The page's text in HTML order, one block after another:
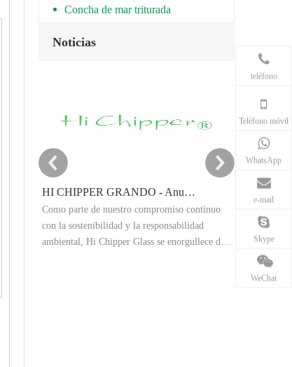
Concha de mar triturada
Noticias
HI CHIPPER GRANDO - Anuncio del objetivo de reducción de carbono 2025
Como parte de nuestro compromiso continuo
con la sostenibilidad y la responsabilidad
ambiental, Hi Chipper Glass se enorgullece de
polvo de
granallado
Explica los
las
teléfono
Teléfono móvil
WhatsApp
e-mail
Skype
WeChat